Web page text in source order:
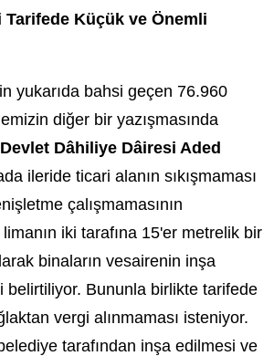
Tarifede Küçük ve Önemli
yukarıda bahsi geçen 76.960
diğer bir yazışmasında
Dâhiliye Dâiresi Aded
ileride ticari alanın sıkışmaması
çalışmamasının
limanın iki tarafına 15'er metrelik bir
binaların vesairenin inşa
belirtiliyor. Bununla birlikte tarifede
vergi alınmaması isteniyor.
tarafından inşa edilmesi ve